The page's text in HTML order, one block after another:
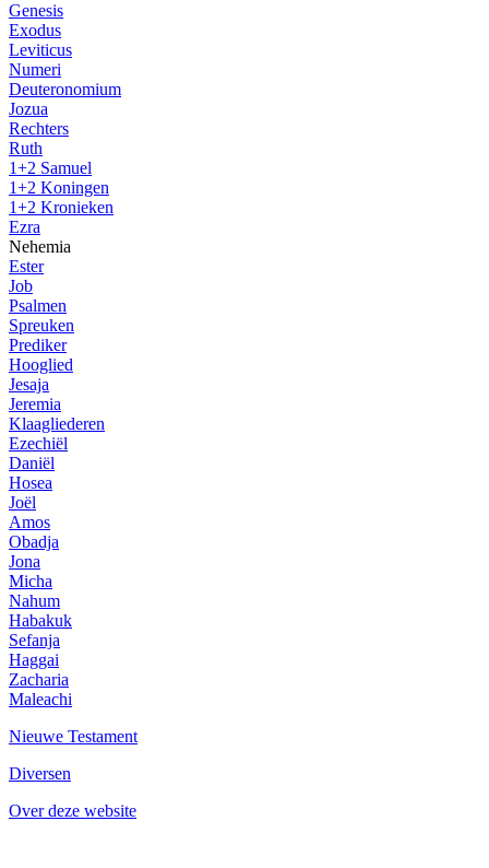
Genesis
Exodus
Leviticus
Numeri
Deuteronomium
Jozua
Rechters
Ruth
1+2 Samuel
1+2 Koningen
1+2 Kronieken
Ezra
Nehemia
Ester
Job
Psalmen
Spreuken
Prediker
Hooglied
Jesaja
Jeremia
Klaagliederen
Ezechiël
Daniël
Hosea
Joël
Amos
Obadja
Jona
Micha
Nahum
Habakuk
Sefanja
Haggai
Zacharia
Maleachi
Nieuwe Testament
Diversen
Over deze website